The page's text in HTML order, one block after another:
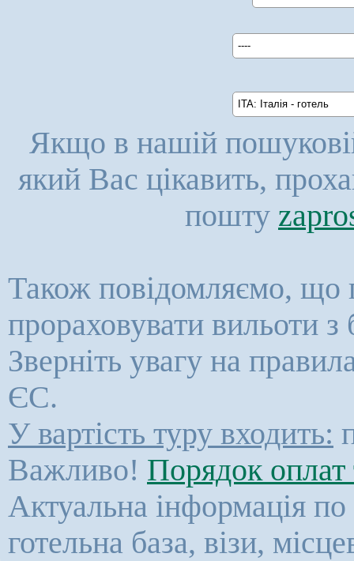
----
ITA: Італія - готель
Якщо в нашій
який Вас цікавить,
пошту
Також повідомляємо, що
прораховувати вильоти
Зверніть увагу на
ЄС.
У вартість туру входить:
Важливо! Порядок оплат
Актуальна інформація по
готельна база, візи,